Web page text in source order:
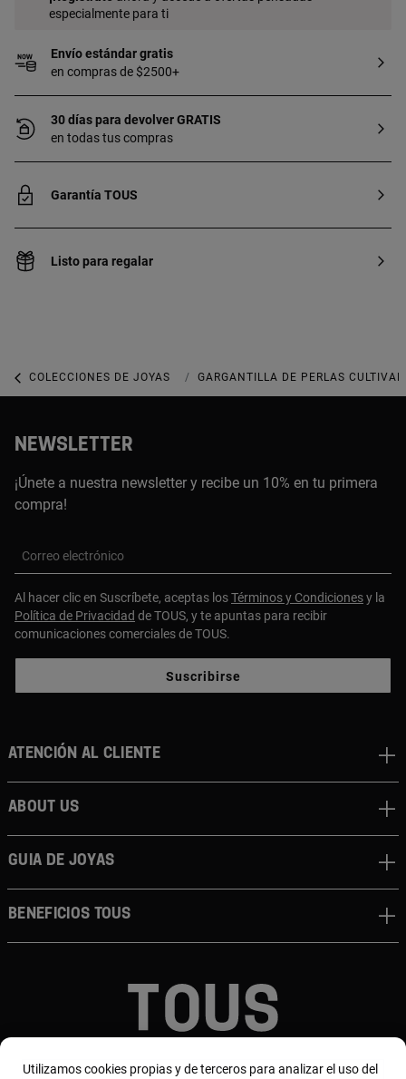
especialmente para ti
Envío estándar gratis
en compras de $2500+
30 días para devolver GRATIS
en todas tus compras
Garantía TOUS
Listo para regalar
COLECCIONES DE JOYAS COLECCIÓN COLOR PILLS
GARGANTILLA DE PERLAS
NEWSLETTER
¡Únete a nuestra newsletter y recibe un 10% en tu primera
compra!
Correo electrónico
Al hacer clic en Suscríbete, aceptas losTérminos y Condicionesy la
Política de Privacidad de TOUS, y te apuntas para recibir
comunicaciones comerciales de TOUS.
Suscribirse
Atención al cliente
About us
Guia de joyas
Beneficios TOUS
Utilizamos cookies propias y de terceros para analizar el uso del